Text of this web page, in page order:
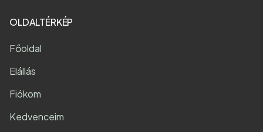
OLDALTÉRKÉP
Főoldal
Elállás
Fiókom
Kedvenceim